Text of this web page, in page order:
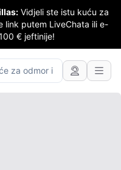
Vidjeli ste istu kuću za
link putem LiveChata ili e-
€ jeftinije!